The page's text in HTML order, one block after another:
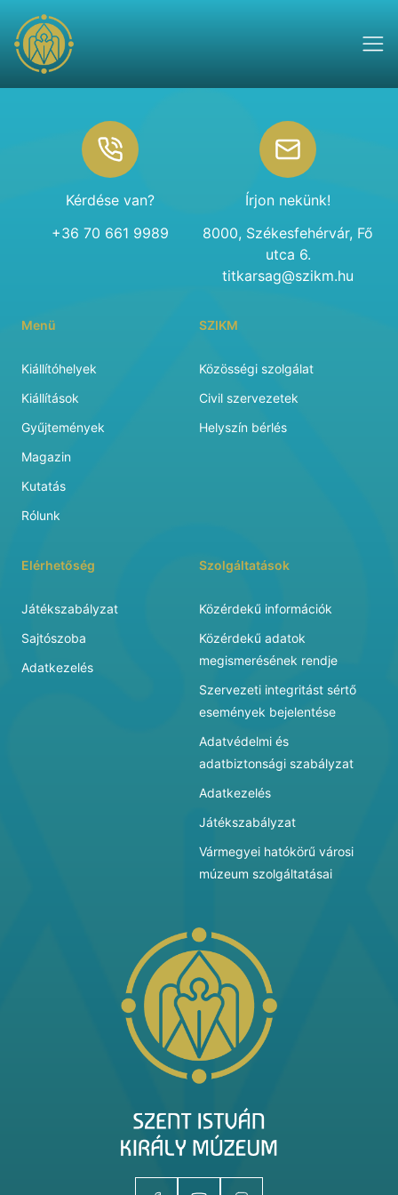
Kérdése van?
+36 70 661 9989
Írjon nekünk!
8000, Székesfehérvár, Fő
utca 6.
titkarsag@szikm.hu
Menü
Kiállítóhelyek
Kiállítások
Gyűjtemények
Magazin
Kutatás
Rólunk
SZIKM
Közösségi szolgálat
Civil szervezetek
Helyszín bérlés
Elérhetőség
Játékszabályzat
Sajtószoba
Adatkezelés
Szolgáltatások
Közérdekű információk
Közérdekű adatok
megismerésének rendje
Szervezeti integritást sértő
események bejelentése
Adatvédelmi és
adatbiztonsági szabályzat
Adatkezelés
Játékszabályzat
Vármegyei hatókörű városi
múzeum szolgáltatásai